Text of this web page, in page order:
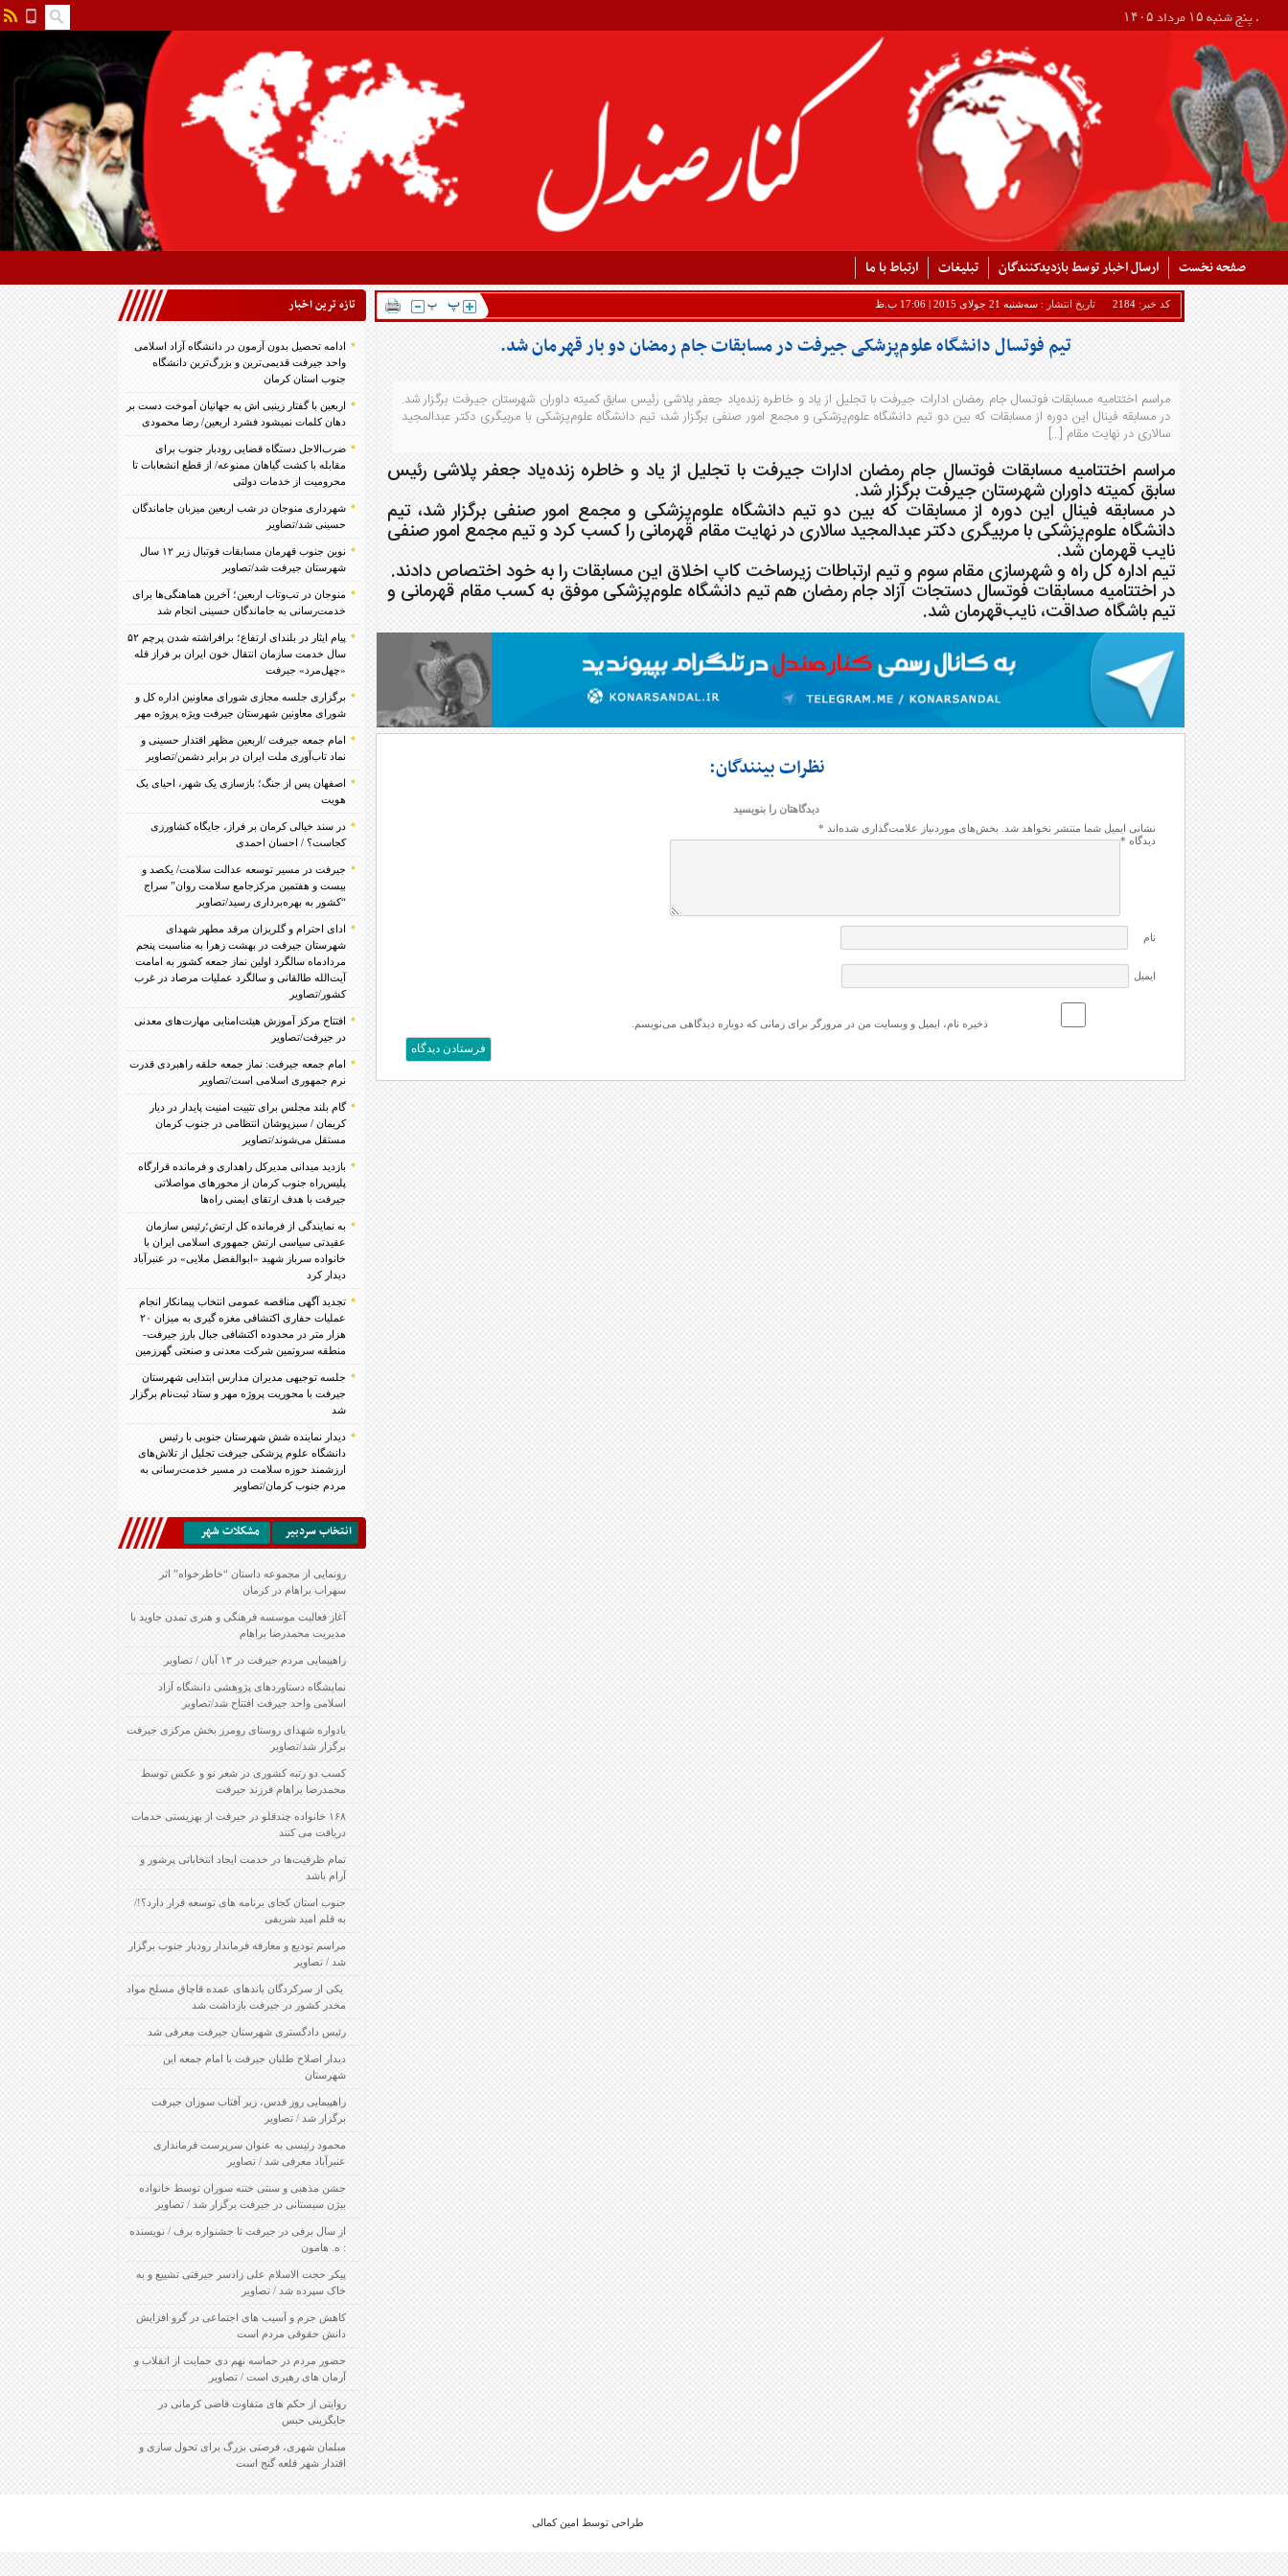
. پنج شنبه ۱۵ مرداد ۱۴۰۵
صفحه نخست ارسال اخبار توسط بازدیدکنندگان تبلیغات ارتباط با ما
کد خبر: تاریخ انتشار : سه‌شنبه 21 جولای 2015 | 17:06 ب.ظ
تیم فوتسال دانشگاه علوم‌پزشکی جیرفت در مسابقات جام رمضان دو بار قهرمان شد.
مراسم اختتامیه مسابقات فوتسال جام رمضان ادارات جیرفت با تجلیل از یاد و خاطره زنده‌یاد جعفر پلاشی رئیس سابق کمیته داوران شهرستان جیرفت برگزار شد.
در مسابقه فینال این دوره از مسابقات که بین دو تیم دانشگاه علوم‌پزشکی و مجمع امور صنفی برگزار شد، تیم دانشگاه علوم‌پزشکی با مربیگری دکتر عبدالمجید
سالاری در نهایت مقام […]
مراسم اختتامیه مسابقات فوتسال جام رمضان ادارات جیرفت با تجلیل از یاد و خاطره زنده‌یاد جعفر پلاشی رئیس
سابق کمیته داوران شهرستان جیرفت برگزار شد.
در مسابقه فینال این دوره از مسابقات که بین دو تیم دانشگاه علوم‌پزشکی و مجمع امور صنفی برگزار شد، تیم
دانشگاه علوم‌پزشکی با مربیگری دکتر عبدالمجید سالاری در نهایت مقام قهرمانی را کسب کرد و تیم مجمع امور صنفی
نایب قهرمان شد.
تیم اداره کل راه و شهرسازی مقام سوم و تیم ارتباطات زیرساخت کاپ اخلاق این مسابقات را به خود اختصاص دادند.
در اختتامیه مسابقات فوتسال دستجات آزاد جام رمضان هم تیم دانشگاه علوم‌پزشکی موفق به کسب مقام قهرمانی و
تیم باشگاه صداقت، نایب‌قهرمان شد.
نظرات بینندگان:
دیدگاهتان را بنویسید
نشانی ایمیل شما منتشر نخواهد شد.
بخش‌های موردنیاز علامت‌گذاری شده‌اند *
دیدگاه *
نام
ایمیل
ذخیره نام، ایمیل و وبسایت من در مرورگر برای زمانی که دوباره دیدگاهی می‌نویسم.
تازه ترين اخبار
ادامه تحصیل بدون آزمون در دانشگاه آزاد اسلامی
واحد جیرفت قدیمی‌ترین و بزرگ‌ترین دانشگاه
جنوب استان کرمان
اربعین با گفتار زینبی اش به جهانیان آموخت دست بر
دهان کلمات نمیشود فشرد اربعین/ رضا محمودی
ضرب‌الاجل دستگاه قضایی رودبار جنوب برای
مقابله با کشت گیاهان ممنوعه/ از قطع انشعابات تا
محرومیت از خدمات دولتی
شهرداری منوجان در شب اربعین میزبان جاماندگان
حسینی شد/تصاویر
نوین جنوب قهرمان مسابقات فوتبال زیر ۱۲ سال
شهرستان جیرفت شد/تصاویر
منوجان در تب‌وتاب اربعین؛ آخرین هماهنگی‌ها برای
خدمت‌رسانی به جاماندگان حسینی انجام شد
پیام ایثار در بلندای ارتفاع؛ برافراشته شدن پرچم ۵۲
سال خدمت سازمان انتقال خون ایران بر فراز قله
«چهل‌مرد» جیرفت
برگزاری جلسه مجازی شورای معاونین اداره کل و
شورای معاونین شهرستان جیرفت ویژه پروژه مهر
امام جمعه جیرفت /اربعین مظهر اقتدار حسینی و
نماد تاب‌آوری ملت ایران در برابر دشمن/تصاویر
اصفهان پس از جنگ؛ بازسازی یک شهر، احیای یک
هویت
در سند خیالی کرمان بر فراز، جایگاه کشاورزی
کجاست؟ / احسان احمدی
جیرفت در مسیر توسعه عدالت سلامت/ یکصد و
بیست و هفتمین مرکزجامع سلامت روان” سراج
“کشور به بهره‌برداری رسید/تصاویر
ادای احترام و گلریزان مرقد مطهر شهدای
شهرستان جیرفت در بهشت زهرا به مناسبت پنجم
مردادماه سالگرد اولین نماز جمعه کشور به امامت
آیت‌الله طالقانی و سالگرد عملیات مرصاد در غرب
کشور/تصاویر
افتتاح مرکز آموزش هیئت‌امنایی مهارت‌های معدنی
در جیرفت/تصاویر
امام جمعه جیرفت: نماز جمعه حلقه راهبردی قدرت
نرم جمهوری اسلامی است/تصاویر
گام بلند مجلس برای تثبیت امنیت پایدار در دیار
کریمان / سبزپوشان انتظامی در جنوب کرمان
مستقل می‌شوند/تصاویر
بازدید میدانی مدیرکل راهداری و فرمانده قرارگاه
پلیس‌راه جنوب کرمان از محورهای مواصلاتی
جیرفت با هدف ارتقای ایمنی راه‌ها
به نمایندگی از فرمانده کل ارتش؛رئیس سازمان
عقیدتی سیاسی ارتش جمهوری اسلامی ایران با
خانواده سرباز شهید «ابوالفضل ملایی» در عنبرآباد
دیدار کرد
تجدید آگهی مناقصه عمومی انتخاب پیمانکار انجام
عملیات حفاری اکتشافی مغزه گیری به میزان ۲۰
هزار متر در محدوده اکتشافی جبال بارز جیرفت-
منطقه سروتمین شرکت معدنی و صنعتی گهرزمین
جلسه توجیهی مدیران مدارس ابتدایی شهرستان
جیرفت با محوریت پروژه مهر و ستاد ثبت‌نام برگزار
شد
دیدار نماینده شش شهرستان جنوبی با رئیس
دانشگاه علوم پزشکی جیرفت تجلیل از تلاش‌های
ارزشمند حوزه سلامت در مسیر خدمت‌رسانی به
مردم جنوب کرمان/تصاویر
انتخاب سردبير مشكلات شهر
رونمایی از مجموعه داستان “خاطرخواه” اثر
سهراب براهام در کرمان
آغاز فعالیت موسسه فرهنگی و هنری تمدن جاوید با
مدیریت محمدرضا براهام
راهپیمایی مردم جیرفت در ۱۳ آبان / تصاویر
نمایشگاه دستاوردهای پژوهشی دانشگاه آزاد
اسلامی واحد جیرفت افتتاح شد/تصاویر
یادواره شهدای روستای رومرز بخش مرکزی جیرفت
برگزار شد/تصاویر
کسب دو رتبه کشوری در شعر نو و عکس توسط
محمدرضا براهام فرزند جیرفت
۱۶۸ خانواده چندقلو در جیرفت از بهزیستی خدمات
دریافت می کنند
تمام ظرفیت‌ها در خدمت ایجاد انتخاباتی پرشور و
آرام باشد
جنوب استان کجای برنامه های توسعه قرار دارد؟!/
به قلم امید شریفی
مراسم تودیع و معارفه فرماندار رودبار جنوب برگزار
شد / تصاویر
‍ یکی از سرکردگان باندهای عمده قاچاق مسلح مواد
مخدر کشور در جیرفت بازداشت شد
رئیس دادگستری شهرستان جیرفت معرفی شد
دیدار اصلاح طلبان جیرفت با امام جمعه این
شهرستان
راهپیمایی روز قدس، زیر آفتاب سوزان جیرفت
برگزار شد / تصاویر
محمود رئیسی به عنوان سرپرست فرمانداری
عنبرآباد معرفی شد / تصاویر
جشن مذهبی و سنتی ختنه سوران توسط خانواده
بیژن سیستانی در جیرفت برگزار شد / تصاویر
از سال برفی در جیرفت تا جشنواره برف / نویسنده
: ه. هامون
پیکر حجت الاسلام علی زادسر جیرفتی تشییع و به
خاک سپرده شد / تصاویر
کاهش جرم و آسیب های اجتماعی در گرو افزایش
دانش حقوقی مردم است
حضور مردم در حماسه نهم دی حمایت از انقلاب و
آرمان های رهبری است / تصاویر
روایتی از حکم های متفاوت قاضی کرمانی در
جایگزینی حبس
مبلمان شهری، فرصتی بزرگ برای تحول سازی و
اقتدار شهر قلعه گنج است
طراحی توسط امین کمالی